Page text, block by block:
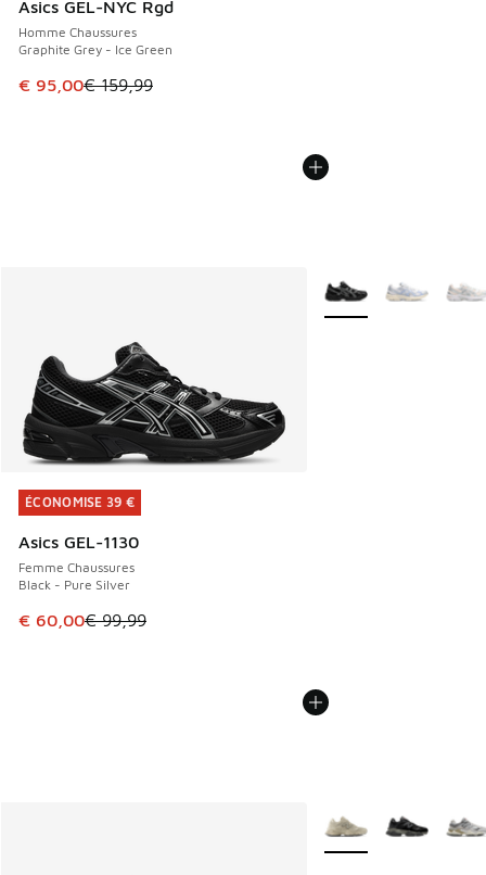
Asics GEL-NYC Rgd
Homme Chaussures
Graphite Grey - Ice Green
Cet article est en promotion. Prix en baisse de € 159,99 à
€ 95,00€ 159,99
ÉCONOMISE 39 €
Asics GEL-1130
Femme Chaussures
Black - Pure Silver
Cet article est en promotion. Prix en baisse de € 99,99 à
€ 60,00€ 99,99
ÉCONOMISE 39 €
Plus de couleurs
Plus de couleurs